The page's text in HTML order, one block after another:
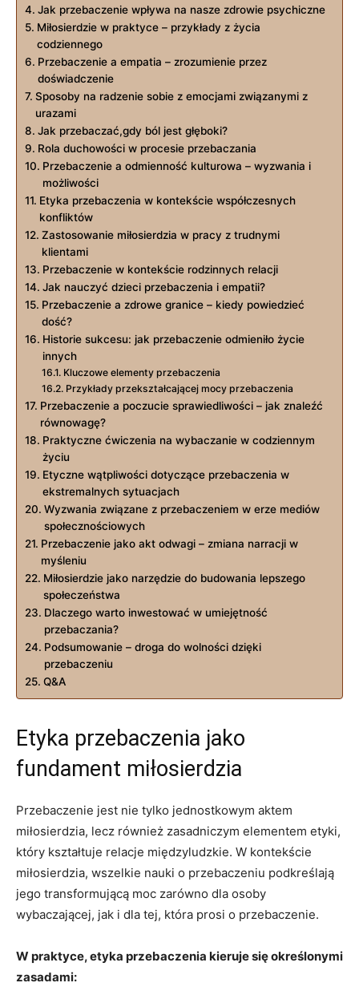
Jak⁣ przebaczenie ​wpływa na nasze zdrowie psychiczne
Miłosierdzie w praktyce – przykłady z życia
codziennego
Przebaczenie a empatia ​– zrozumienie przez
doświadczenie
Sposoby na radzenie sobie z emocjami związanymi z
⁣urazami
Jak przebaczać,gdy ból jest głęboki?
Rola duchowości ​w procesie przebaczania
Przebaczenie a odmienność kulturowa – wyzwania i
możliwości
Etyka przebaczenia w kontekście współczesnych
konfliktów
Zastosowanie miłosierdzia ⁤w pracy z trudnymi
klientami
Przebaczenie w ​kontekście rodzinnych relacji
Jak nauczyć dzieci ​przebaczenia i empatii?
Przebaczenie a zdrowe granice – kiedy powiedzieć
dość?
Historie sukcesu: jak przebaczenie odmieniło życie
‌innych
Kluczowe elementy przebaczenia
Przykłady przekształcającej mocy przebaczenia
Przebaczenie a ​poczucie sprawiedliwości – jak znaleźć
równowagę?
Praktyczne ćwiczenia na wybaczanie w codziennym
życiu
Etyczne ‌wątpliwości dotyczące przebaczenia w
ekstremalnych sytuacjach
Wyzwania związane z przebaczeniem ‌w erze mediów
społecznościowych
Przebaczenie jako akt odwagi⁣ – zmiana narracji w
myśleniu
Miłosierdzie jako narzędzie do budowania lepszego
społeczeństwa
Dlaczego warto inwestować w umiejętność⁣
przebaczania?
Podsumowanie ‍– droga do wolności dzięki‍
przebaczeniu
Q&A
Etyka przebaczenia jako
fundament⁢ miłosierdzia
Przebaczenie jest nie‍ tylko jednostkowym aktem
miłosierdzia, lecz również zasadniczym elementem etyki,⁣
który⁤ kształtuje relacje międzyludzkie. W kontekście
⁣miłosierdzia, wszelkie ⁤nauki o przebaczeniu podkreślają
jego transformującą moc zarówno dla osoby
wybaczającej, jak i dla ⁣tej, która prosi o przebaczenie.
W praktyce, etyka przebaczenia kieruje się określonymi
zasadami: